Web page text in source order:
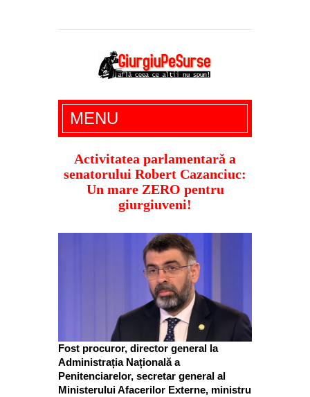
Giurgiu Pe Surse – actualitate giurgiu,
administratie giurgiu, stiri politice, social
economic, editoriale giurgiu, dezvaluiri,
soc, cancan, stiri locale
MENU
Activitatea parlamentară a
senatorului Robert Cazanciuc:
Un mare ZERO pentru
giurgiuveni!
Fost procuror, director general la
Administrația Națională a
Penitenciarelor, secretar general al
Ministerului Afacerilor Externe, ministru